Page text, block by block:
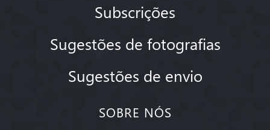
Subscrições
Sugestões de fotografias
Sugestões de envio
SOBRE NÓS